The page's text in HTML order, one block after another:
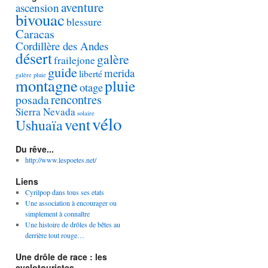
ascensionaventure
bivouacblessure
Caracas
Cordillère des Andes
désertfrailejonegalère
galère pluie guidelibertémerida
montagneotagepluie
posadarencontres
Sierra Nevada solaire
Ushuaïaventvélo
Du rêve...
http://www.lespoetes.net/
Liens
Cyrilpop dans tous ses etats
Une association à encourager ou
simplement à connaître
Une histoire de drôles de bêtes au
derrière tout rouge…
Une drôle de race : les